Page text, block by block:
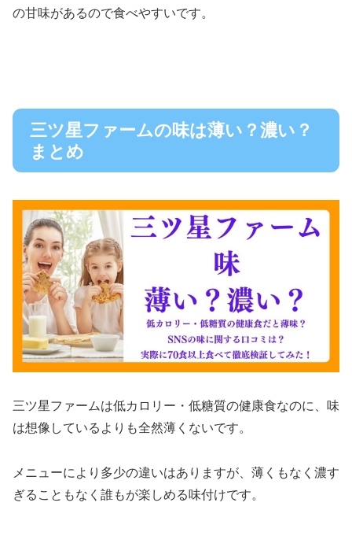
の甘味があるので食べやすいです。
三ツ星ファームの味は薄い？濃い？
まとめ
三ツ星ファームは低カロリー・低糖質の健康食なのに、味
は想像しているよりも全然薄くないです。
メニューにより多少の違いはありますが、薄くもなく濃す
ぎることもなく誰もが楽しめる味付けです。